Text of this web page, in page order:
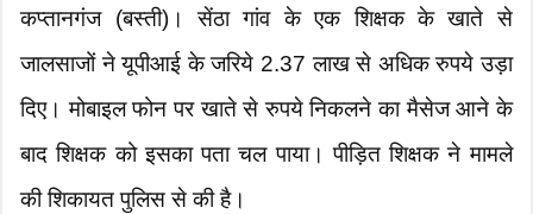
कप्तानगंज (बस्ती)। सेंठा गांव के एक शिक्षक के खाते से
जालसाजों ने यूपीआई के जरिये 2.37 लाख से अधिक रुपये उड़ा
दिए। मोबाइल फोन पर खाते से रुपये निकलने का मैसेज आने के
बाद शिक्षक को इसका पता चल पाया। पीड़ित शिक्षक ने मामले
की शिकायत पुलिस से की है।